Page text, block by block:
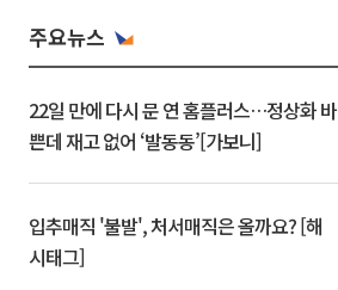
주요뉴스
22일 만에 다시 문 연 홈플러스…정상화 바
쁜데 재고 없어 ‘발동동’[가보니]
입추매직 '불발', 처서매직은 올까요? [해
시태그]